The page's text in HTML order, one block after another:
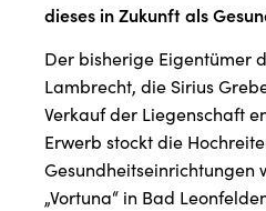
dieses in Zukunft als
Der bisherige Eigentümer
Lambrecht, die Sirius
Verkauf der Liegenschaft
Erwerb stockt die
Gesundheitseinrichtungen
„Vortuna“ in Bad